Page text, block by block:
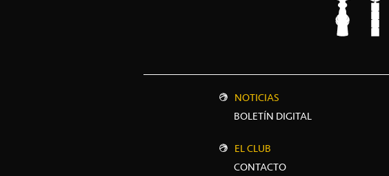
NOTICIAS
BOLETÍN DIGITAL
EL CLUB
CONTACTO